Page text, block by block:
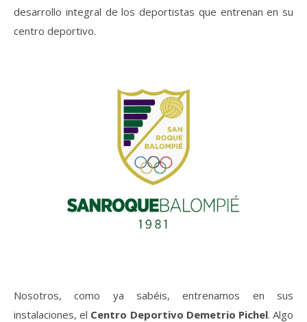
desarrollo integral de los deportistas que entrenan en su
centro deportivo.
Nosotros, como ya sabéis, entrenamos en sus
instalaciones, el Centro Deportivo Demetrio Pichel. Algo